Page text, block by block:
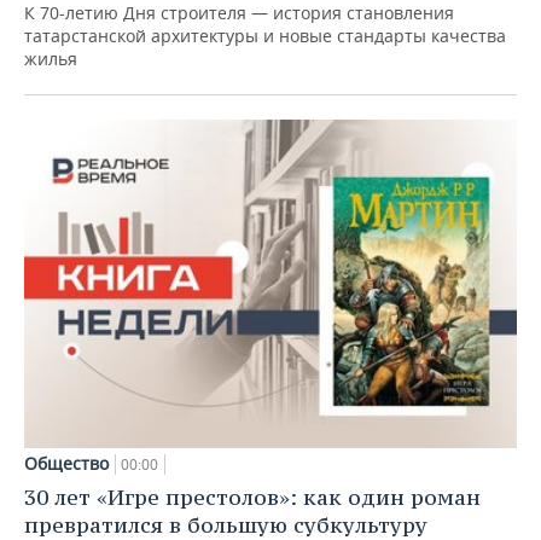
К 70-летию Дня строителя — история становления
татарстанской архитектуры и новые стандарты качества
жилья
Общество 00:00
30 лет «Игре престолов»: как один роман
превратился в большую субкультуру